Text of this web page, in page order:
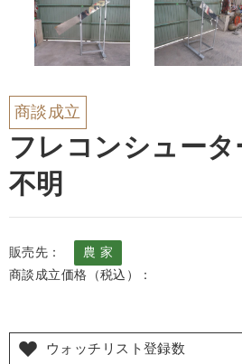
商談成立
フレコンシュータ
不明
販売先：
農 家
商談成立価格（税込）：
ウォッチリスト登録数